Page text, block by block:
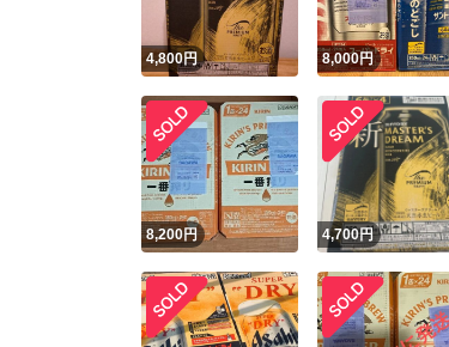
4,800円 8,000円
8,200円 4,700円